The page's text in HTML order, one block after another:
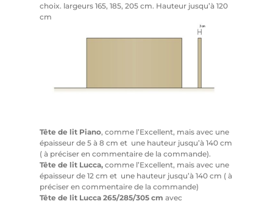
choix. largeurs 165, 185, 205 cm. Hauteur jusqu’à 120
cm
Tête de lit Piano, comme l’Excellent, mais avec une
épaisseur de 5 à 8 cm et une hauteur jusqu’à 140 cm
( à préciser en commentaire de la commande).
Tête de lit Lucca, comme l’Excellent, mais avec une
épaisseur de 12 cm et une hauteur jusqu’à 140 cm ( à
préciser en commentaire de la commande)
Tête de lit Lucca 265/285/305 cm avec